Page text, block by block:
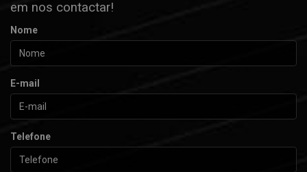
em nos contactar!
Nome
E-mail
Telefone